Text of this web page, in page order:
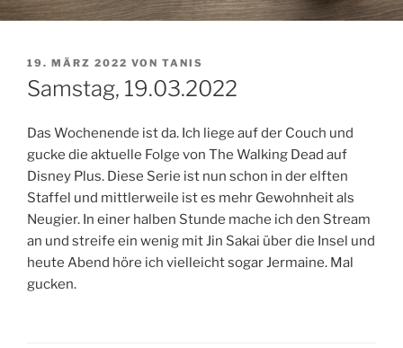
VERÖFFENTLICHT
AM
19. MÄRZ 2022 VON TANIS
Samstag, 19.03.2022
Das Wochenende ist da. Ich liege auf der Couch und
gucke die aktuelle Folge von The Walking Dead auf
Disney Plus. Diese Serie ist nun schon in der elften
Staffel und mittlerweile ist es mehr Gewohnheit als
Neugier. In einer halben Stunde mache ich den Stream
an und streife ein wenig mit Jin Sakai über die Insel und
heute Abend höre ich vielleicht sogar Jermaine. Mal
gucken.